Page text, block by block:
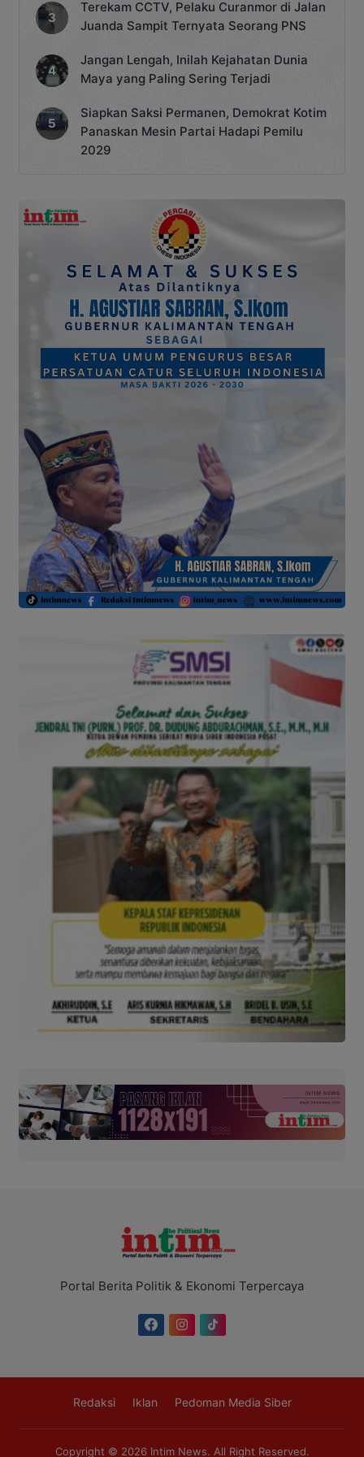
Terekam CCTV, Pelaku Curanmor di Jalan
Juanda Sampit Ternyata Seorang PNS
Jangan Lengah, Inilah Kejahatan Dunia
Maya yang Paling Sering Terjadi
Siapkan Saksi Permanen, Demokrat Kotim
Panaskan Mesin Partai Hadapi Pemilu
2029
Portal Berita Politik & Ekonomi Terpercaya
Redaksi Iklan Pedoman Media Siber
Copyright © 2026 Intim News. All Right Reserved.